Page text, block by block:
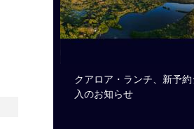
クアロア・ランチ、新予
入のお知らせ